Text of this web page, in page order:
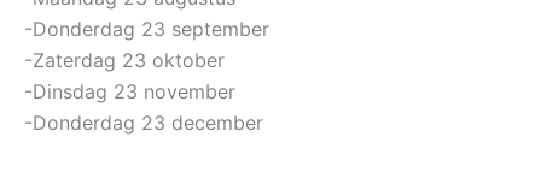
-Donderdag 23 september
-Zaterdag 23 oktober
-Dinsdag 23 november
-Donderdag 23 december